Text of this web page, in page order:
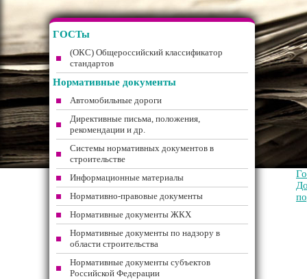
ГОСТы
(ОКС) Общероссийский классификатор
стандартов
Нормативные документы
Автомобильные дороги
Директивные письма, положения,
рекомендации и др.
Системы нормативных документов в
строительстве
Информационные материалы
Нормативно-правовые документы
Нормативные документы ЖКХ
Нормативные документы по надзору в
области строительства
Нормативные документы субъектов
Российской Федерации